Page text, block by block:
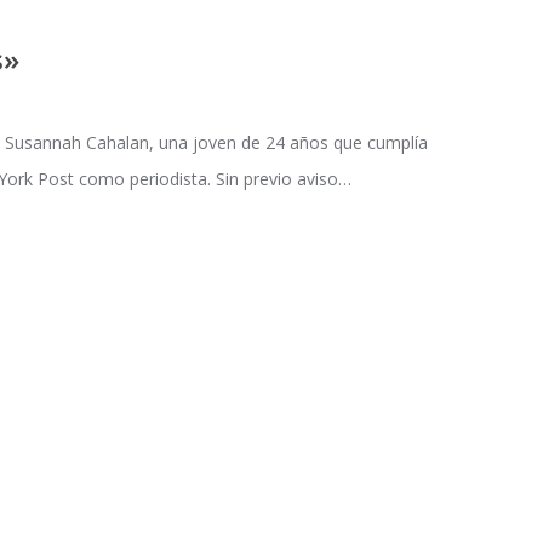
Cahalan, una joven de 24 años que cumplía
Post como periodista. Sin previo aviso…